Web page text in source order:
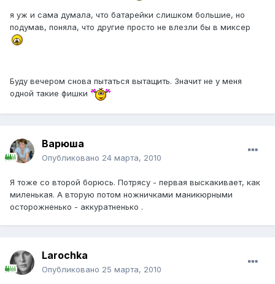
я уж и сама думала, что батарейки слишком большие, но
подумав, поняла, что другие просто не влезли бы в миксер
Буду вечером снова пытаться вытащить. Значит не у меня
одной такие фишки
Варюша
Опубликовано 24 марта, 2010
Я тоже со второй борюсь. Потрясу - первая выскакивает, как
миленькая. А вторую потом ножничками маникюрными
осторожненько - аккуратненько .
Larochka
Опубликовано 25 марта, 2010